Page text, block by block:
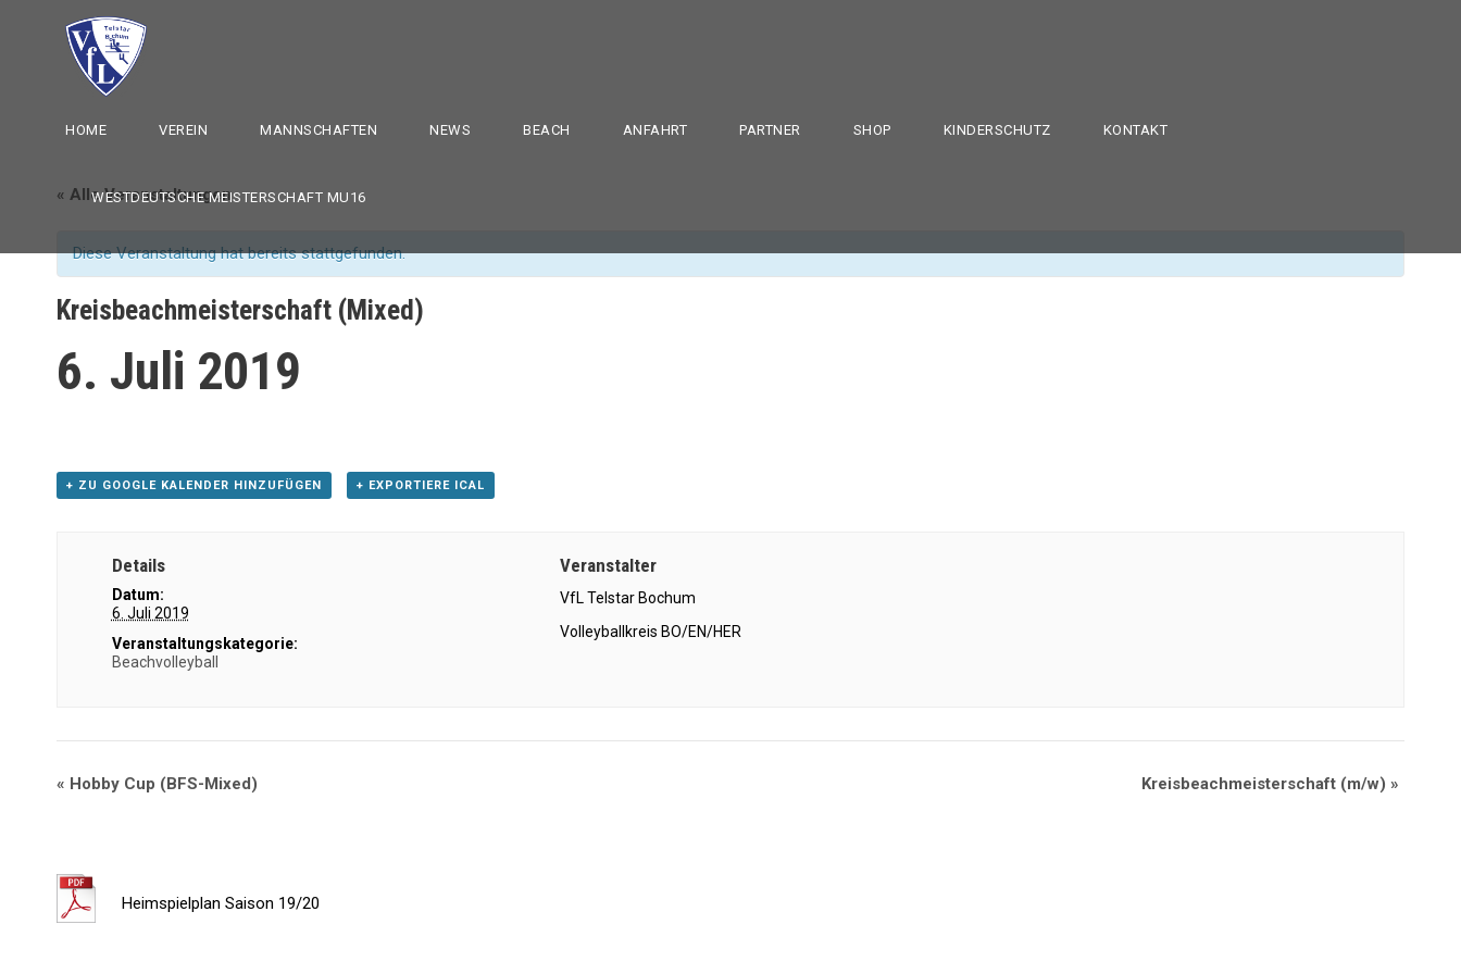
HOME VEREIN MANNSCHAFTEN NEWS BEACH ANFAHRT PARTNER SHOP KINDERSCHUTZ KONTAKT
WESTDEUTSCHE MEISTERSCHAFT MU16
« Alle Veranstaltungen
Diese Veranstaltung hat bereits stattgefunden.
Kreisbeachmeisterschaft (Mixed)
6. Juli 2019
+ ZU GOOGLE KALENDER HINZUFÜGEN + EXPORTIERE ICAL
Details
Datum:
6. Juli 2019
Veranstaltungskategorie:
Beachvolleyball
Veranstalter
VfL Telstar Bochum
Volleyballkreis BO/EN/HER
« Hobby Cup (BFS-Mixed) Kreisbeachmeisterschaft (m/w) »
Heimspielplan Saison 19/20